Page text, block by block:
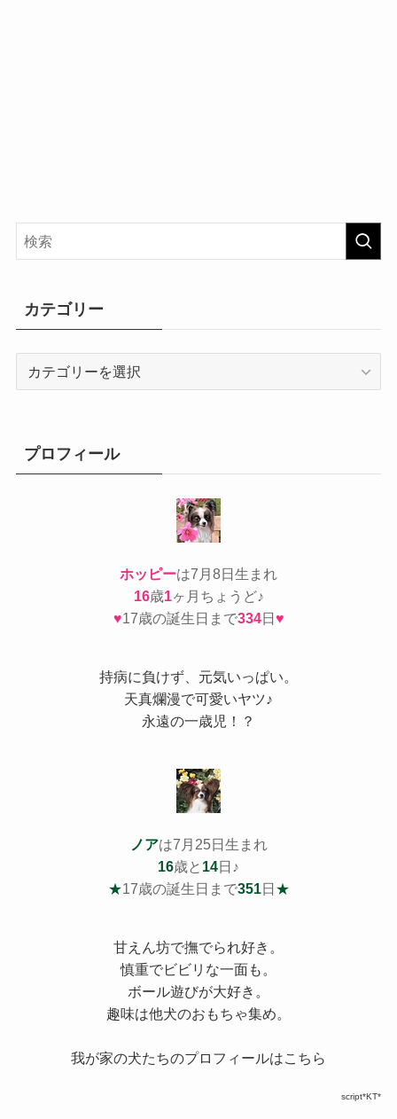
カテゴリー
ープロフィール
ホッピーは7月8日生まれ
16歳1ヶ月ちょうど♪
♥17歳の誕生日まで334日♥
持病に負けず、元気いっぱい。
天真爛漫で可愛いヤツ♪
永遠の一歳児！？
ノアは7月25日生まれ
16歳と 14日♪
★17歳の誕生日まで351日 ★
甘えん坊で撫でられ好き。
慎重でビビリな一面も。
ボール遊びが大好き。
趣味は他犬のおもちゃ集め。
我が家の犬たちのプロフィールはこちら
script*KT*